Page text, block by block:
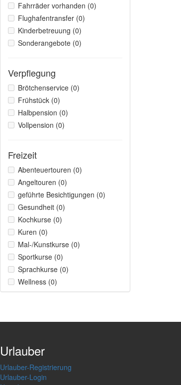
Fahrräder vorhanden (0)
Flughafentransfer (0)
Kinderbetreuung (0)
Sonderangebote (0)
Verpflegung
Brötchenservice (0)
Frühstück (0)
Halbpension (0)
Vollpension (0)
Freizeit
Abenteuertouren (0)
Angeltouren (0)
geführte Besichtigungen (0)
Gesundheit (0)
Kochkurse (0)
Kuren (0)
Mal-/Kunstkurse (0)
Sportkurse (0)
Sprachkurse (0)
Wellness (0)
Urlauber
Urlauber-Registrierung
Urlauber-Login